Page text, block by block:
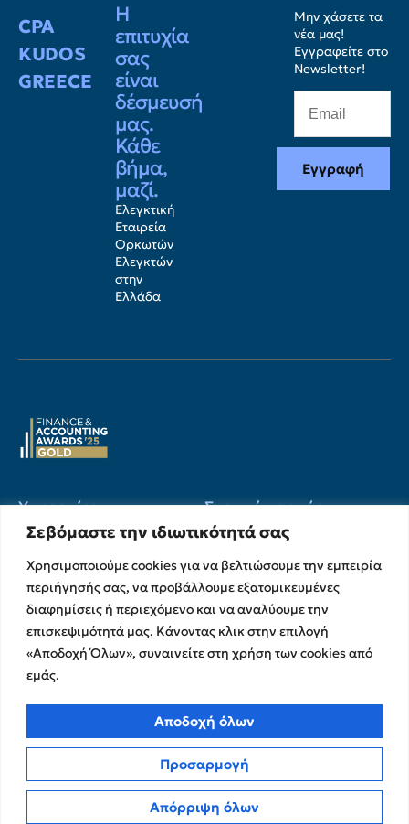
Σεβόμαστε την ιδιωτικότητά σας
Χρησιμοποιούμε cookies για να βελτιώσουμε την εμπειρία
περιήγησής σας, να προβάλλουμε εξατομικευμένες
διαφημίσεις ή περιεχόμενο και να αναλύουμε την
επισκεψιμότητά μας. Κάνοντας κλικ στην επιλογή
«Αποδοχή Όλων», συναινείτε στη χρήση των cookies από
εμάς.
Προσαρμογή
Απόρριψη όλων
Αποδοχή όλων
CPA
KUDOS
GREECE
Η
επιτυχία
σας
είναι
δέσμευσή
μας.
Κάθε
βήμα,
μαζί.
Ελεγκτική
Εταιρεία
Ορκωτών
Ελεγκτών
στην
Ελλάδα
Μην χάσετε τα
νέα μας!
Εγγραφείτε στο
Newsletter!
Εγγραφή
Υπηρεσίες
Υπηρεσίες Ελέγχου &
Χρηματοικοικονομικές &
Συμβουλευτικές Υπηρεσίες
Υπηρεσίες Ανάπτυξης και
Καινοτομίας
Λογιστικές & Φορολογικές
Υπηρεσίες
Σχετικά με εμάς
Ο Όμιλος
Η Ομάδα μας
Ευκαιρίες Καριέρας
Στρατηγικές Συνεργασίες
Memberships
Insights
Άρθρα
ΜΜΕ
Πολιτική Απορρήτου
Όροι Χρήσης
Πολιτική Cookies